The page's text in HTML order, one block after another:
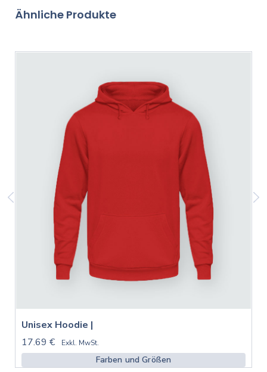
Ähnliche Produkte
Unisex Hoodie |
17.69 €
Exkl. MwSt.
Farben und Größen